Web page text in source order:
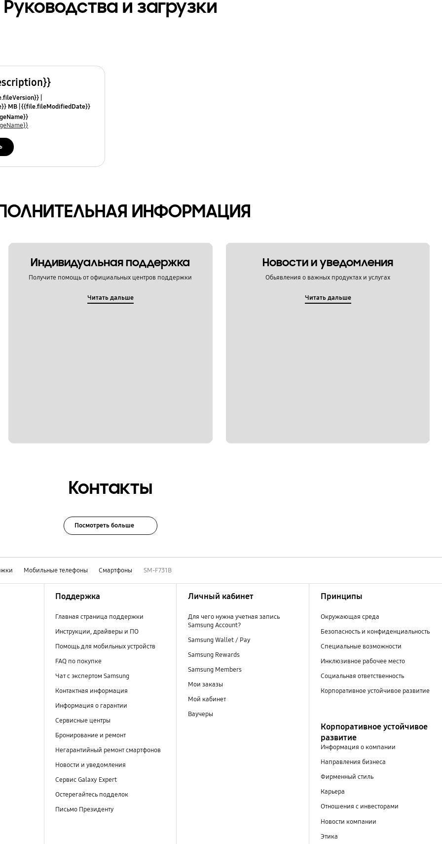
Руководства и загрузки
MB {{file.fileModifiedDate}}
ИНФОРМАЦИЯ
Индивидуальная поддержка
Получите помощь от официальных центров поддержки
Читать дальше
Новости и уведомления
Обьявления о важных продуктах и услугах
Читать дальше
Контакты
Посмотреть больше
Мобильные телефоны Смартфоны SM-F731B
Поддержка
Главная страница поддержки
Инструкции, драйверы и ПО
Помощь для мобильных устройств
FAQ по покупке
Чат с экспертом Samsung
Контактная информация
Информация о гарантии
Сервисные центры
Бронирование и ремонт
Негарантийный ремонт смартфонов
Новости и уведомления
Сервис Galaxy Expert
Остерегайтесь подделок
Письмо Президенту
Личный кабинет
Для чего нужна учетная запись
Samsung Account?
Samsung Wallet / Pay
Samsung Rewards
Samsung Members
Мои заказы
Мой кабинет
Ваучеры
Принципы
Окружающая среда
Безопасность и конфиденциальность
Специальные возможности
Инклюзивное рабочее место
Социальная ответственность
Корпоративное устойчивое развитие
Корпоративное устойчивое
развитие
Информация о компании
Направления бизнеса
Фирменный стиль
Карьера
Отношения с инвесторами
Новости компании
Этика